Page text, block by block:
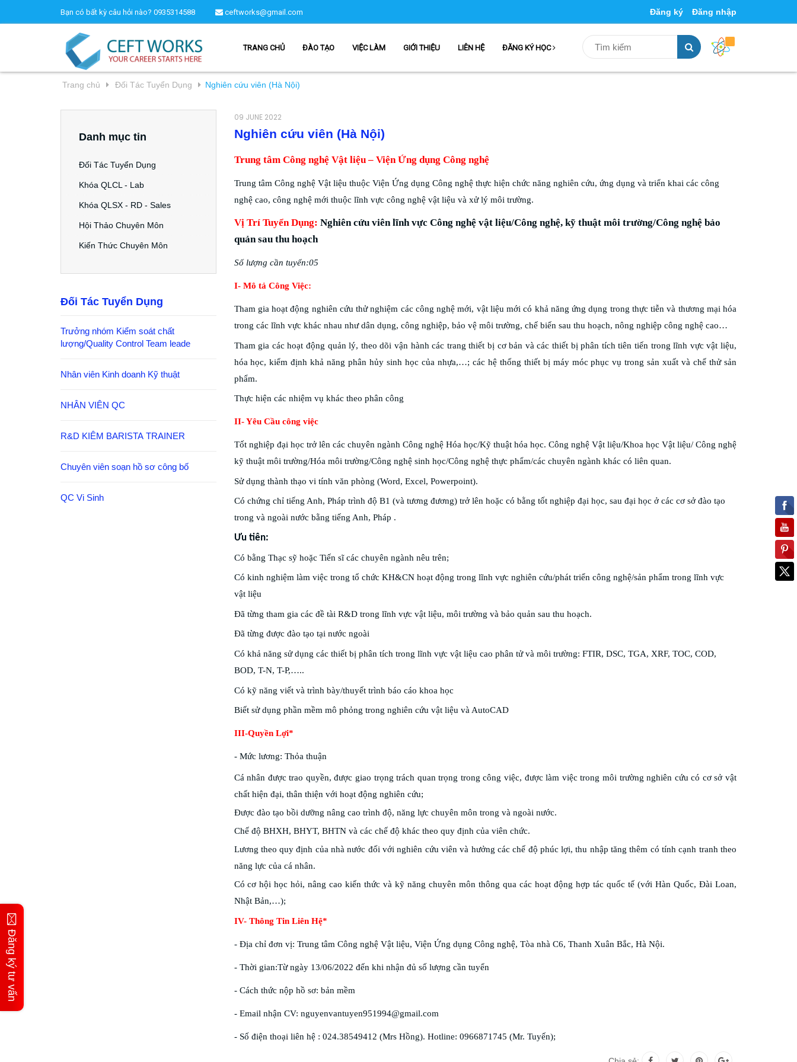
Bạn có bất kỳ câu hỏi nào? 0935314588 ceftworks@gmail.com Đăng ký Đăng nhập
TRANG CHỦ ĐÀO TẠO VIỆC LÀM GIỚI THIỆU LIÊN HỆ ĐĂNG KÝ HỌC
Trang chủ Đối Tác Tuyển Dụng Nghiên cứu viên (Hà Nội)
09 JUNE 2022
Nghiên cứu viên (Hà Nội)
Trung tâm Công nghệ Vật liệu – Viện Ứng dụng Công nghệ
Trung tâm Công nghệ Vật liệu thuộc Viện Ứng dụng Công nghệ thực hiện chức năng nghiên cứu, ứng dụng và triển khai các công
nghệ cao, công nghệ mới thuộc lĩnh vực công nghệ vật liệu và xử lý môi trường.
Vị Trí Tuyển Dụng: Nghiên cứu viên lĩnh vực Công nghệ vật liệu/Công nghệ, kỹ thuật môi trường/Công nghệ bảo
quản sau thu hoạch
Số lượng cần tuyển:05
I- Mô tả Công Việc:
Tham gia hoạt động nghiên cứu thử nghiệm các công nghệ mới, vật liệu mới có khả năng ứng dụng trong thực tiễn và thương mại hóa
trong các lĩnh vực khác nhau như dân dụng, công nghiệp, bảo vệ môi trường, chế biến sau thu hoạch, nông nghiệp công nghệ cao…
Tham gia các hoạt động quản lý, theo dõi vận hành các trang thiết bị cơ bản và các thiết bị phân tích tiên tiến trong lĩnh vực vật liệu,
hóa học, kiểm định khả năng phân hủy sinh học của nhựa,…; các hệ thống thiết bị máy móc phục vụ trong sản xuất và chế thử sản
phẩm.
Thực hiện các nhiệm vụ khác theo phân công
II- Yêu Cầu công việc
Tốt nghiệp đại học trở lên các chuyên ngành Công nghệ Hóa học/Kỹ thuật hóa học. Công nghệ Vật liệu/Khoa học Vật liệu/ Công nghệ
kỹ thuật môi trường/Hóa môi trường/Công nghệ sinh học/Công nghệ thực phẩm/các chuyên ngành khác có liên quan.
Sử dụng thành thạo vi tính văn phòng (Word, Excel, Powerpoint).
Có chứng chỉ tiếng Anh, Pháp trình độ B1 (và tương đương) trở lên hoặc có bằng tốt nghiệp đại học, sau đại học ở các cơ sở đào tạo
trong và ngoài nước bằng tiếng Anh, Pháp .
Ưu tiên:
Có bằng Thạc sỹ hoặc Tiến sĩ các chuyên ngành nêu trên;
Có kinh nghiệm làm việc trong tổ chức KH&CN hoạt động trong lĩnh vực nghiên cứu/phát triển công nghệ/sản phẩm trong lĩnh vực
vật liệu
Đã từng tham gia các đề tài R&D trong lĩnh vực vật liệu, môi trường và bảo quản sau thu hoạch.
Đã từng được đào tạo tại nước ngoài
Có khả năng sử dụng các thiết bị phân tích trong lĩnh vực vật liệu cao phân tử và môi trường: FTIR, DSC, TGA, XRF, TOC, COD,
BOD, T-N, T-P,…..
Có kỹ năng viết và trình bày/thuyết trình báo cáo khoa học
Biết sử dụng phần mềm mô phỏng trong nghiên cứu vật liệu và AutoCAD
III-Quyền Lợi*
- Mức lương: Thỏa thuận
Cá nhân được trao quyền, được giao trọng trách quan trọng trong công việc, được làm việc trong môi trường nghiên cứu có cơ sở vật
chất hiện đại, thân thiện với hoạt động nghiên cứu;
Được đào tạo bồi dưỡng nâng cao trình độ, năng lực chuyên môn trong và ngoài nước.
Chế độ BHXH, BHYT, BHTN và các chế độ khác theo quy định của viên chức.
Lương theo quy định của nhà nước đối với nghiên cứu viên và hưởng các chế độ phúc lợi, thu nhập tăng thêm có tính cạnh tranh theo
năng lực của cá nhân.
Có cơ hội học hỏi, nâng cao kiến thức và kỹ năng chuyên môn thông qua các hoạt động hợp tác quốc tế (với Hàn Quốc, Đài Loan,
Nhật Bản,…);
IV- Thông Tin Liên Hệ*
- Địa chỉ đơn vị: Trung tâm Công nghệ Vật liệu, Viện Ứng dụng Công nghệ, Tòa nhà C6, Thanh Xuân Bắc, Hà Nội.
- Thời gian:Từ ngày 13/06/2022 đến khi nhận đủ số lượng cần tuyển
- Cách thức nộp hồ sơ: bản mềm
- Email nhận CV: nguyenvantuyen951994@gmail.com
- Số điện thoại liên hệ : 024.38549412 (Mrs Hồng). Hotline: 0966871745 (Mr. Tuyến);
Danh mục tin
Đối Tác Tuyển Dụng
Khóa QLCL - Lab
Khóa QLSX - RD - Sales
Hội Thảo Chuyên Môn
Kiến Thức Chuyên Môn
Đối Tác Tuyển Dụng
Trưởng nhóm Kiểm soát chất
lượng/Quality Control Team leade
Nhân viên Kinh doanh Kỹ thuật
NHÂN VIÊN QC
R&D KIÊM BARISTA TRAINER
Chuyên viên soạn hồ sơ công bố
QC Vi Sinh
Đăng ký tư vấn